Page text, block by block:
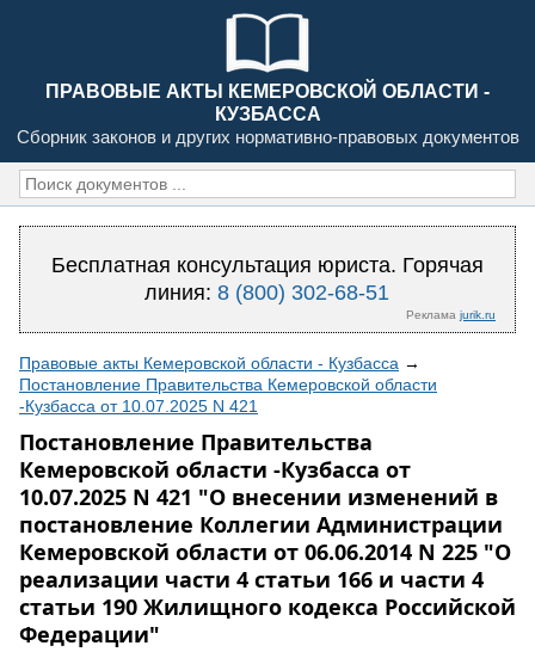
ПРАВОВЫЕ АКТЫ КЕМЕРОВСКОЙ ОБЛАСТИ -
КУЗБАССА
Сборник законов и других нормативно-правовых документов
Бесплатная консультация юриста. Горячая
линия:8 (800) 302-68-51
Реклама jurik.ru
Правовые акты Кемеровской области - Кузбасса →
Постановление Правительства Кемеровской области
-Кузбасса от 10.07.2025 N 421
Постановление Правительства
Кемеровской области -Кузбасса от
10.07.2025 N 421 "О внесении изменений в
постановление Коллегии Администрации
Кемеровской области от 06.06.2014 N 225 "О
реализации части 4 статьи 166 и части 4
статьи 190 Жилищного кодекса Российской
Федерации"